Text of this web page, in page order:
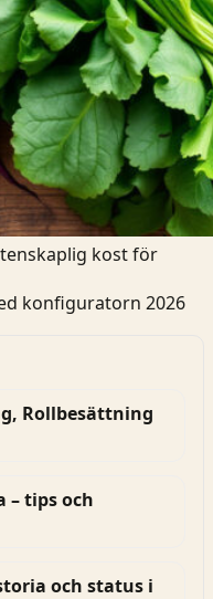
kost för
konfiguratorn 2026
Rollbesättning
– tips och
och status i